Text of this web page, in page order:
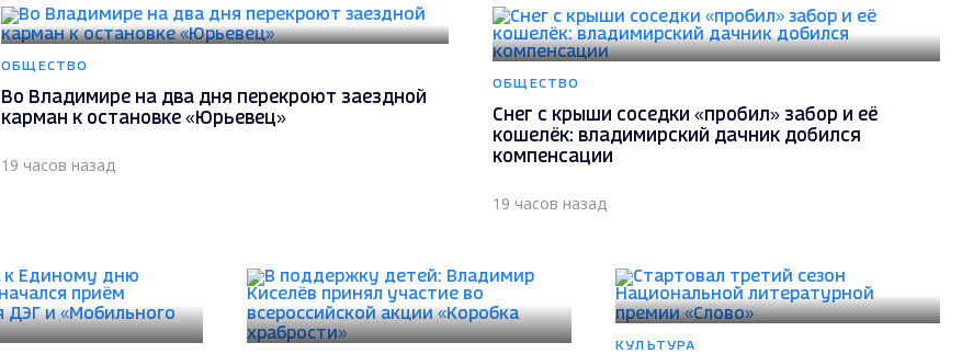
ОБЩЕСТВО
Во Владимире на два дня перекроют заездной
карман к остановке «Юрьевец»
19 часов назад
ОБЩЕСТВО
Снег с крыши соседки «пробил» забор и её
кошелёк: владимирский дачник добился
компенсации
19 часов назад
КУЛЬТУРА